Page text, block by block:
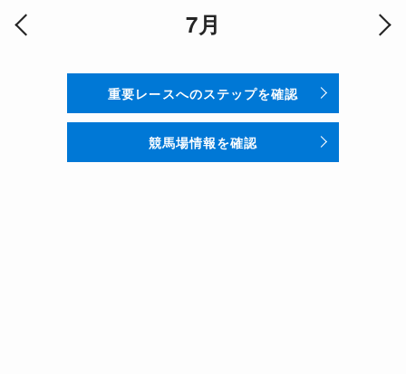
7月
重要レースへのステップを確認
競馬場情報を確認